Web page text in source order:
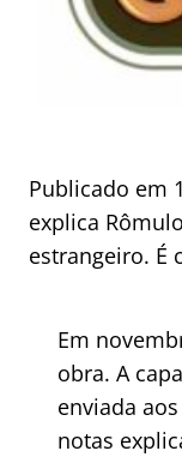
Publicado em
explica
estrangeiro. É
Em
obra. A
enviada
notas